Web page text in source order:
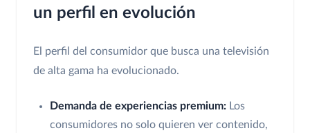
un perfil en evolución
El perfil del consumidor que busca una televisión
de alta gama ha evolucionado.
Demanda de experiencias premium: Los
consumidores no solo quieren ver contenido,